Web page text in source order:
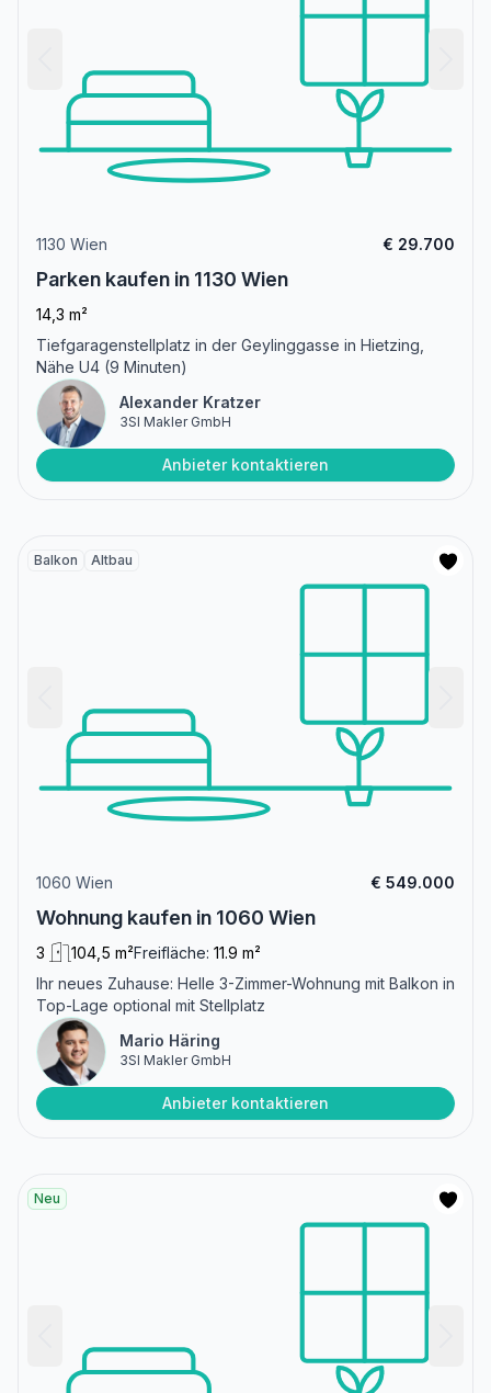
1130 Wien € 29.700
Parken kaufen in 1130 Wien
14,3 m²
Tiefgaragenstellplatz in der Geylinggasse in Hietzing,
Nähe U4 (9 Minuten)
Alexander Kratzer
3SI Makler GmbH
Anbieter kontaktieren
Balkon Altbau
1060 Wien € 549.000
Wohnung kaufen in 1060 Wien
3 104,5 m²Freifläche: 11.9 m²
Ihr neues Zuhause: Helle 3-Zimmer-Wohnung mit Balkon in
Top-Lage optional mit Stellplatz
Mario Häring
3SI Makler GmbH
Anbieter kontaktieren
Neu